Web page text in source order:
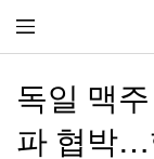
독일 맥
파 협박…